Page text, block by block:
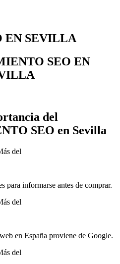
EN SEVILLA
SEO EN
del
SEO en Sevilla
del
para informarse antes de comprar.
del
en España proviene de Google.
del